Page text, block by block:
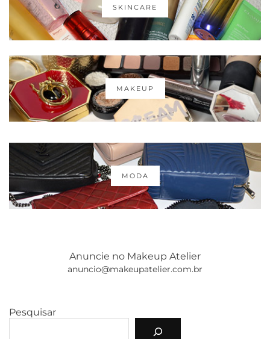
SKINCARE
MAKEUP
MODA
Anuncie no Makeup Atelier
anuncio@makeupatelier.com.br
Pesquisar